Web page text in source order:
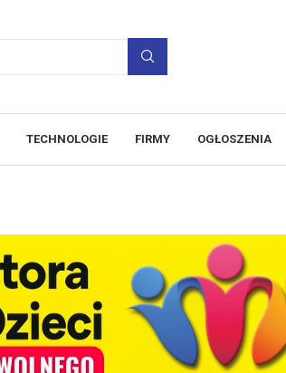
TECHNOLOGIE FIRMY OGŁOSZENIA